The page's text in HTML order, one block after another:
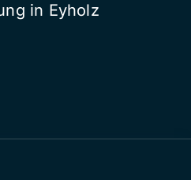
in Eyholz